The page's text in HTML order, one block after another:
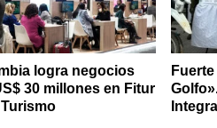
logra negocios
30 millones en Fitur